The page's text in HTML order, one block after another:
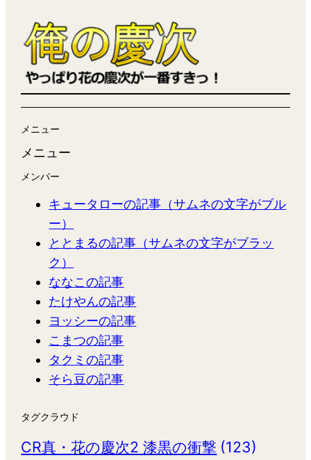
メニュー
メニュー
メンバー
キュータローの記事（サムネの文字がブル
ー）
ととまるの記事（サムネの文字がブラッ
ク）
ななこの記事
たけやんの記事
ヨッシーの記事
こまつの記事
タクミの記事
そら豆の記事
タグクラウド
CR真・花の慶次2 漆黒の衝撃 (123)